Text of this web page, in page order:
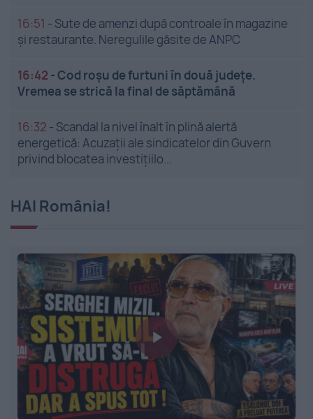
16:51 - Sute de amenzi după controale în magazine
și restaurante. Neregulile găsite de ANPC
16:42 -Cod roșu de furtuni în două județe.
Vremea se strică la final de săptămână
16:32 - Scandal la nivel înalt în plină alertă
energetică: Acuzații ale sindicatelor din Guvern
privind blocatea investițiilo...
HAI România!